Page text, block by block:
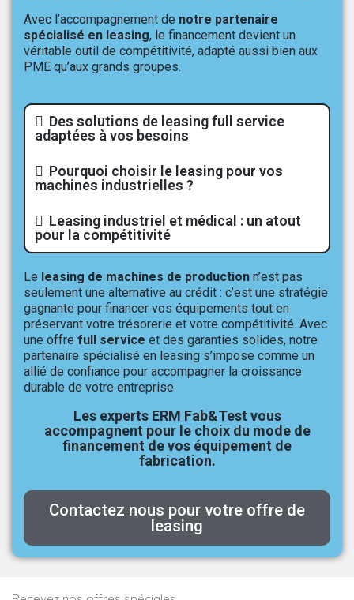
Avec l’accompagnement de notre partenaire
spécialisé en leasing, le financement devient un
véritable outil de compétitivité, adapté aussi bien aux
PME qu’aux grands groupes.
Des solutions de leasing full service
adaptées à vos besoins
Pourquoi choisir le leasing pour vos
machines industrielles ?
Leasing industriel et médical : un atout
pour la compétitivité
Le leasing de machines de production n’est pas
seulement une alternative au crédit : c’est une stratégie
gagnante pour financer vos équipements tout en
préservant votre trésorerie et votre compétitivité. Avec
une offre full service et des garanties solides, notre
partenaire spécialisé en leasing s’impose comme un
allié de confiance pour accompagner la croissance
durable de votre entreprise.
Les experts ERM Fab&Test vous
accompagnent pour le choix du mode de
financement de vos équipement de
fabrication.
Contactez nous pour votre offre de
leasing